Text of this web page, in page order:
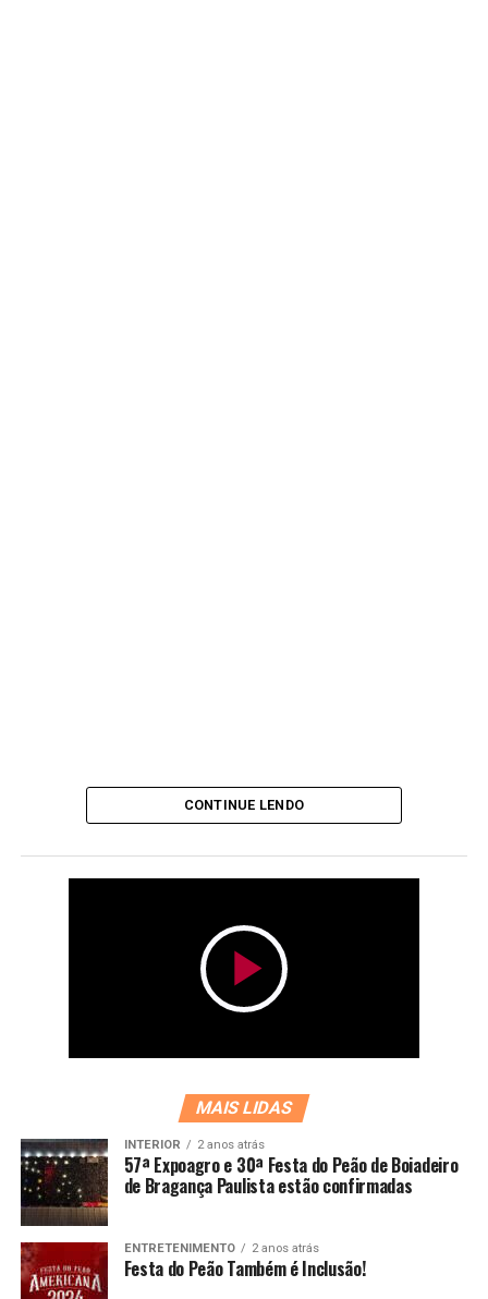
CONTINUE LENDO
MAIS LIDAS
INTERIOR 2 anos atrás
57ª Expoagro e 30ª Festa do Peão de Boiadeiro
de Bragança Paulista estão confirmadas
ENTRETENIMENTO 2 anos atrás
Festa do Peão Também é Inclusão!